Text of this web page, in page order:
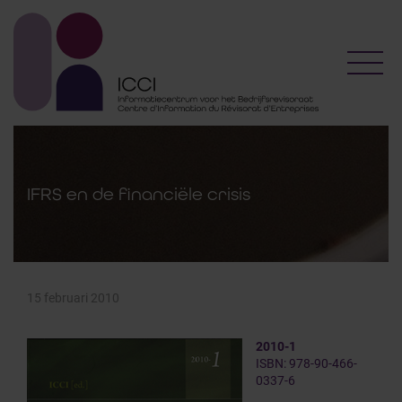
IFRS en de financiële crisis
15 februari 2010
2010-1
ISBN: 978-90-466-
0337-6